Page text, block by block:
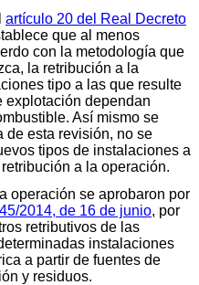
artículo 20 del Real Decreto
que al menos
con la metodología que
la retribución a la
tipo a las que resulte
explotación dependan
Así mismo se
de esta revisión, no se
tipos de instalaciones a
a la operación.
operación se aprobaron por
2014, de 16 de junio, por
retributivos de las
instalaciones
a partir de fuentes de
y residuos.